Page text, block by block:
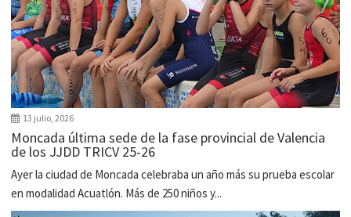
13 julio, 2026
Moncada última sede de la fase provincial de Valencia
de los JJDD TRICV 25-26
Ayer la ciudad de Moncada celebraba un año más su prueba escolar
en modalidad Acuatlón. Más de 250 niños y...